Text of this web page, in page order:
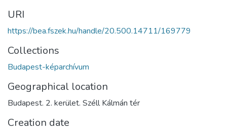
URI
https://bea.fszek.hu/handle/20.500.14711/169779
Collections
Budapest-képarchívum
Geographical location
Budapest. 2. kerület. Széll Kálmán tér
Creation date